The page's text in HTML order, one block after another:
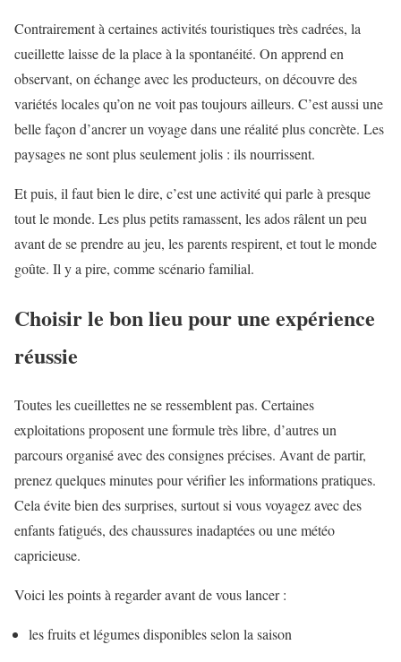
Contrairement à certaines activités touristiques très cadrées, la
cueillette laisse de la place à la spontanéité. On apprend en
observant, on échange avec les producteurs, on découvre des
variétés locales qu’on ne voit pas toujours ailleurs. C’est aussi une
belle façon d’ancrer un voyage dans une réalité plus concrète. Les
paysages ne sont plus seulement jolis : ils nourrissent.
Et puis, il faut bien le dire, c’est une activité qui parle à presque
tout le monde. Les plus petits ramassent, les ados râlent un peu
avant de se prendre au jeu, les parents respirent, et tout le monde
goûte. Il y a pire, comme scénario familial.
Choisir le bon lieu pour une expérience
réussie
Toutes les cueillettes ne se ressemblent pas. Certaines
exploitations proposent une formule très libre, d’autres un
parcours organisé avec des consignes précises. Avant de partir,
prenez quelques minutes pour vérifier les informations pratiques.
Cela évite bien des surprises, surtout si vous voyagez avec des
enfants fatigués, des chaussures inadaptées ou une météo
capricieuse.
Voici les points à regarder avant de vous lancer :
les fruits et légumes disponibles selon la saison